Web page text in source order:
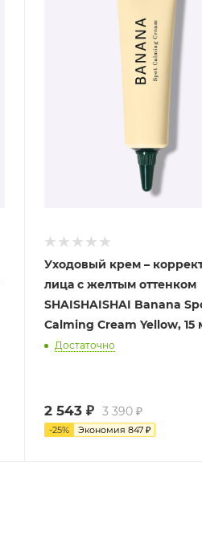
Уходовый крем –
лица с желтым оттенком
SHAISHAISHAI Banana
Calming Cream Yellow, 15
Достаточно
2 543 ₽ 3 390 ₽
-25% Экономия 847 ₽